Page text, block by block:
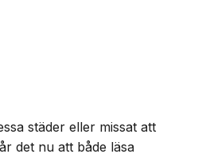
städer eller missat att
det nu att både läsa